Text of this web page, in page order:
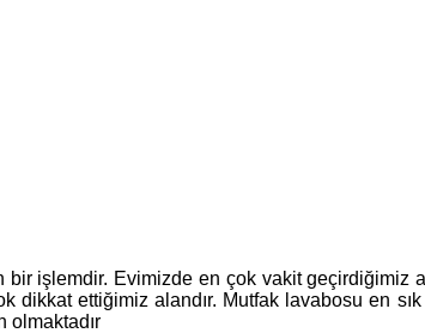
bir işlemdir. Evimizde en çok vakit geçirdiğimiz
dikkat ettiğimiz alandır. Mutfak lavabosu en
olmaktadır